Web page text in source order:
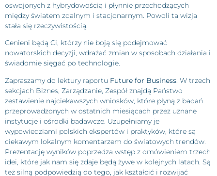
oswojonych z hybrydowością i płynnie przechodzących
między światem zdalnym i stacjonarnym. Powoli ta wizja
stała się rzeczywistością.
Cenieni będą Ci, którzy nie boją się podejmować
nowatorskich decyzji, wdrażać zmian w sposobach działania i
świadomie sięgać po technologie.
Zapraszamy do lektury raportu Future for Business. W trzech
sekcjach Biznes, Zarządzanie, Zespół znajdą Państwo
zestawienie najciekawszych wniosków, które płyną z badań
przeprowadzonych w ostatnich miesiącach przez uznane
instytucje i ośrodki badawcze. Uzupełniamy je
wypowiedziami polskich ekspertów i praktyków, które są
ciekawym lokalnym komentarzem do światowych trendów.
Prezentację wyników poprzedza wstęp z omówieniem trzech
idei, które jak nam się zdaje będą żywe w kolejnych latach. Są
też silną podpowiedzią do tego, jak kształcić i rozwijać